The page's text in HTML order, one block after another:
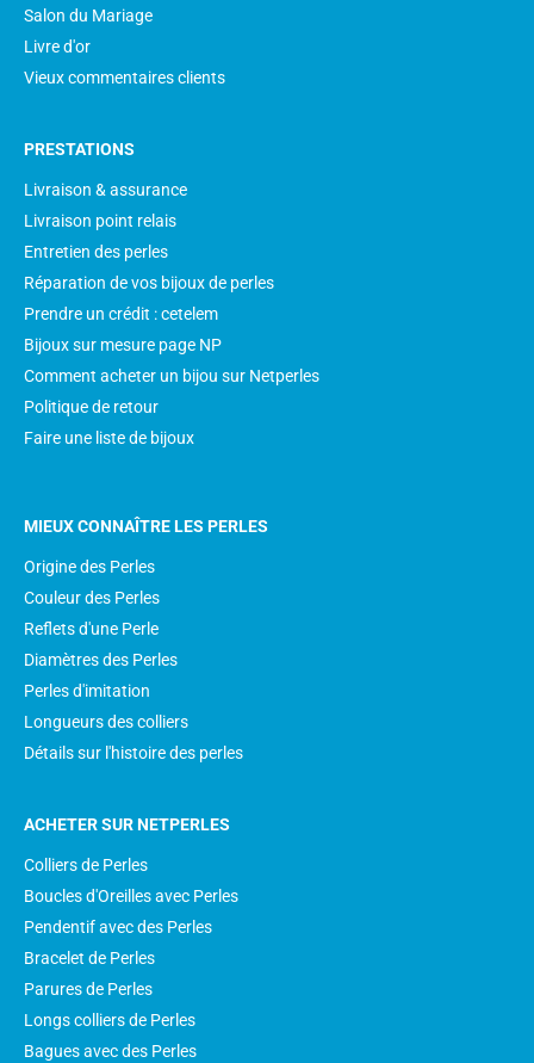
Salon du Mariage
Livre d'or
Vieux commentaires clients
PRESTATIONS
Livraison & assurance
Livraison point relais
Entretien des perles
Réparation de vos bijoux de perles
Prendre un crédit : cetelem
Bijoux sur mesure page NP
Comment acheter un bijou sur Netperles
Politique de retour
Faire une liste de bijoux
MIEUX CONNAÎTRE LES PERLES
Origine des Perles
Couleur des Perles
Reflets d'une Perle
Diamètres des Perles
Perles d'imitation
Longueurs des colliers
Détails sur l'histoire des perles
ACHETER SUR NETPERLES
Colliers de Perles
Boucles d'Oreilles avec Perles
Pendentif avec des Perles
Bracelet de Perles
Parures de Perles
Longs colliers de Perles
Bagues avec des Perles